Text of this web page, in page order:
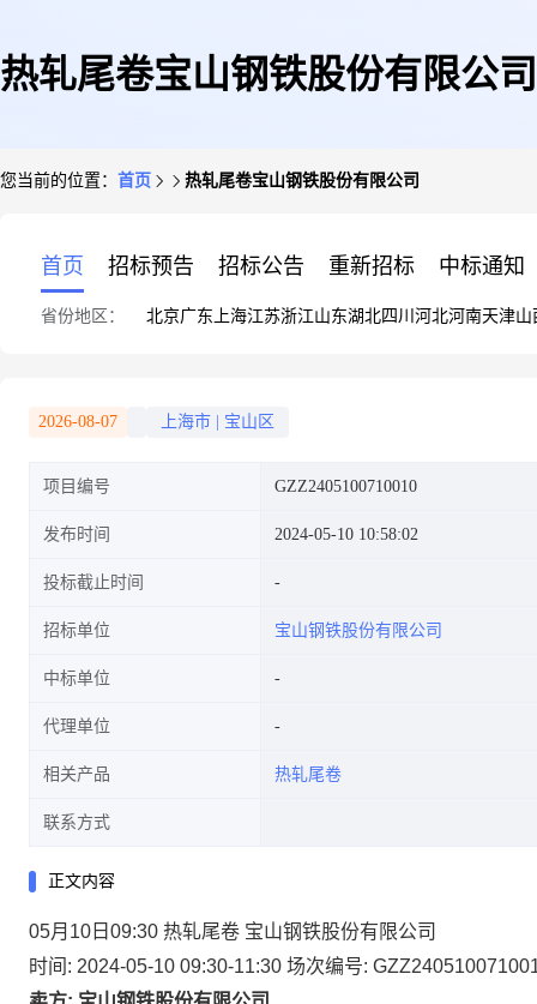
热轧尾卷宝山钢铁股份有限公司
您当前的位置： 首页 热轧尾卷宝山钢铁股份有限公司
首页 招标预告 招标公告 重新招标 中标通知
省份地区： 北京广东 上海江苏浙江山东湖北四川 河北河南天津山
2026-08-07 上海市 宝山区
项目编号 GZZ2405100710010
发布时间 2024-05-10 10:58:02
投标截止时间
招标单位 宝山钢铁股份有限公司
中标单位
代理单位
相关产品 热轧尾卷
联系方式
正文内容
05月10日09:30 热轧尾卷 宝山钢铁股份有限公司
时间: 2024-05-10 09:30-11:30 场次编号: